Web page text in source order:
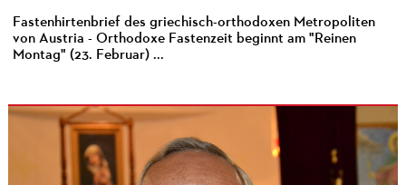
Fastenhirtenbrief des griechisch-orthodoxen Metropoliten
von Austria - Orthodoxe Fastenzeit beginnt am "Reinen
Montag" (23. Februar) ...